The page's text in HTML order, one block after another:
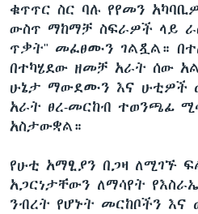
ቁጥጥር ስር ባሉ የየመን
ውስጥ ማከማቻ ስፍራዎች ላይ
ጥቃት" መፈፀሙን ገልጿል።
በተካሄደው ዘመቻ አራት ሰው
ሁኔታ ማውደሙን እና ሁቲዎች
አራት ፀረ-መርከብ ተወንጫፊ
አስታውቋል።
የሁቲ አማፂያን በጋዛ ለሚገኙ
አጋርነታቸውን ለማሳየት
ንብረት የሆኑት መርከቦችን እና